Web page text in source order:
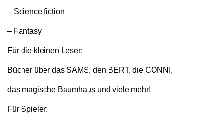
– Science fiction
– Fantasy
Für die kleinen Leser:
Bücher über das SAMS, den BERT, die CONNI,
das magische Baumhaus und viele mehr!
Für Spieler: